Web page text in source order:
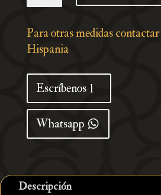
acero
amarillo
36x39x43,5
cm
cantidad
Para otras medidas
Hispania
Escríbenos
Whatsapp
Descripción